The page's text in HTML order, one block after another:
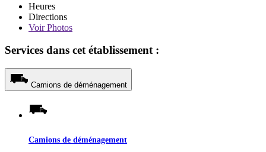
Heures
Directions
VoirPhotos
Services dans cet établissement :
Camions de déménagement
Camions de déménagement